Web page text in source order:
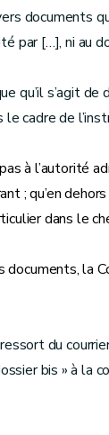
documents
par […], ni au
qu’il s’agit
cadre de
à l’autorité
; qu’en
dans le
documents, la
du
bis » à la